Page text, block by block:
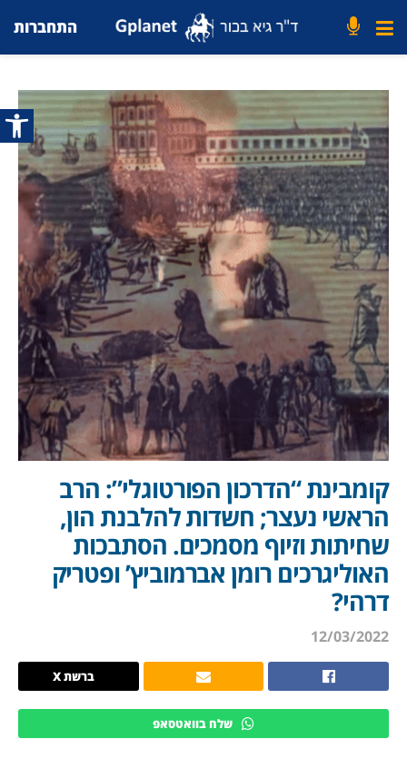
פתח
התחברות
קומבינת “הדרכון הפורטוגלי”: הרב
הראשי נעצר; חשדות להלבנת הון,
שחיתות וזיוף מסמכים. הסתבכות
האוליגרכים רומן אברמוביץ’ ופטריק
דרהי?
12/03/2022
ברשת X
שלח בוואטסאפ